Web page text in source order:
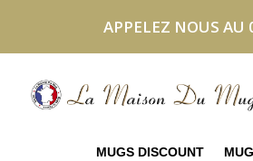
APPELEZ NOUS AU
MUGS DISCOUNT